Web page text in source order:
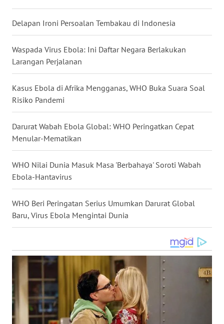
Delapan Ironi Persoalan Tembakau di Indonesia
Waspada Virus Ebola: Ini Daftar Negara Berlakukan
Larangan Perjalanan
Kasus Ebola di Afrika Mengganas, WHO Buka Suara Soal
Risiko Pandemi
Darurat Wabah Ebola Global: WHO Peringatkan Cepat
Menular-Mematikan
WHO Nilai Dunia Masuk Masa 'Berbahaya' Soroti Wabah
Ebola-Hantavirus
WHO Beri Peringatan Serius Umumkan Darurat Global
Baru, Virus Ebola Mengintai Dunia
WN
KALTARA
WN
WN
SULSEL
GORONTALO
SULUT
MALUT
WN
DAIRI